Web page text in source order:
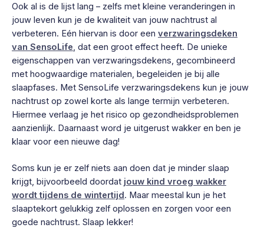
Ook al is de lijst lang – zelfs met kleine veranderingen in
jouw leven kun je de kwaliteit van jouw nachtrust al
verbeteren. Eén hiervan is door een verzwaringsdeken
van SensoLife, dat een groot effect heeft. De unieke
eigenschappen van verzwaringsdekens, gecombineerd
met hoogwaardige materialen, begeleiden je bij alle
slaapfases. Met SensoLife verzwaringsdekens kun je jouw
nachtrust op zowel korte als lange termijn verbeteren.
Hiermee verlaag je het risico op gezondheidsproblemen
aanzienlijk. Daarnaast word je uitgerust wakker en ben je
klaar voor een nieuwe dag!
Soms kun je er zelf niets aan doen dat je minder slaap
krijgt, bijvoorbeeld doordat jouw kind vroeg wakker
wordt tijdens de wintertijd. Maar meestal kun je het
slaaptekort gelukkig zelf oplossen en zorgen voor een
goede nachtrust. Slaap lekker!